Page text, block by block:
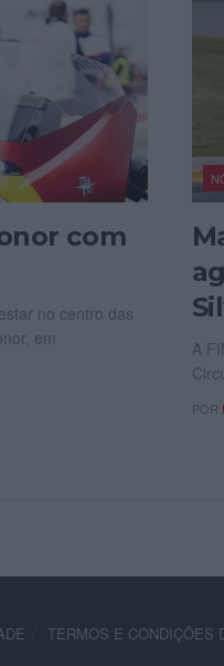
com
no centro das
em
A
POR
TERMOS E CONDIÇÕES